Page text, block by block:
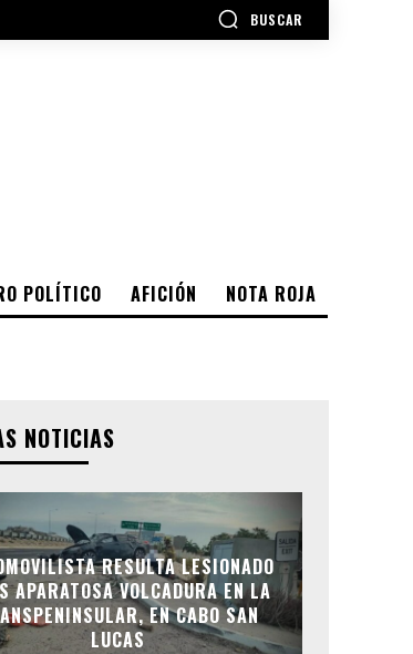
BUSCAR
POLÍTICO AFICIÓN NOTA ROJA
NOTICIAS
RESULTA LESIONADO
APARATOSA VOLCADURA EN LA
EN CABO SAN
LUCAS